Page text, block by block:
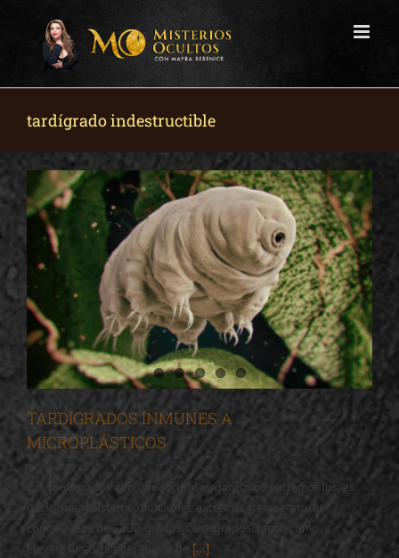
tardígrado indestructible
TARDÍGRADOS INMUNES A
MICROPLÁSTICOS
Los tardígrados son minúsculos organismos extremófilos, es
decir que resisten condiciones extremas (temperaturas
congelantes de - 200 grados Centígrados, tanto como
elevadísimas temperaturas de [...]